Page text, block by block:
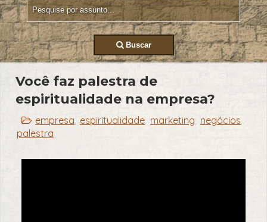
Buscar
Você faz palestra de
espiritualidade na empresa?
empresa, espiritualidade, marketing, negócios,
palestra